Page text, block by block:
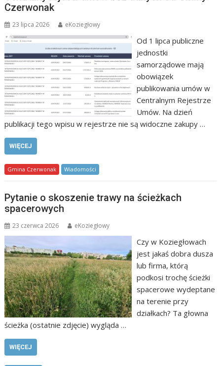
Czerwonak
23 lipca 2026 eKoziegłowy
Od 1 lipca publiczne
jednostki
samorządowe mają
obowiązek
publikowania umów w
Centralnym Rejestrze
Umów. Na dzień
publikacji tego wpisu w rejestrze nie są widoczne zakupy …
WIĘCEJ
Gmina Czerwonak Wiadomości
Pytanie o skoszenie trawy na ścieżkach
spacerowych
23 czerwca 2026 eKoziegłowy
Czy w Koziegłowach
jest jakaś dobra dusza
lub firma, którą
podkosi trochę ścieżki
spacerowe wydeptane
na terenie przy
działkach? Ta głowna
ścieżka (ostatnie zdjęcie) wygląda …
WIĘCEJ